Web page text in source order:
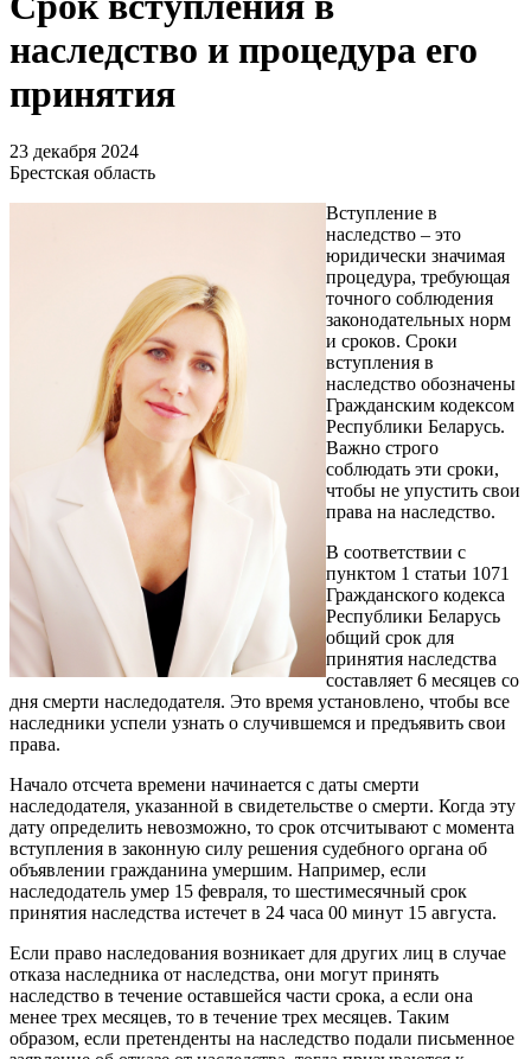
наследство и процедура его
принятия
23 декабря 2024
Брестская область
Вступление в
наследство – это
юридически значимая
процедура, требующая
точного соблюдения
законодательных норм
и сроков. Сроки
вступления в
наследство обозначены
Гражданским кодексом
Республики Беларусь.
Важно строго
соблюдать эти сроки,
чтобы не упустить свои
права на наследство.
В соответствии с
пунктом 1 статьи 1071
Гражданского кодекса
Республики Беларусь
общий срок для
принятия наследства
составляет 6 месяцев со
дня смерти наследодателя. Это время установлено, чтобы все
наследники успели узнать о случившемся и предъявить свои
права.
Начало отсчета времени начинается с даты смерти
наследодателя, указанной в свидетельстве о смерти. Когда эту
дату определить невозможно, то срок отсчитывают с момента
вступления в законную силу решения судебного органа об
объявлении гражданина умершим. Например, если
наследодатель умер 15 февраля, то шестимесячный срок
принятия наследства истечет в 24 часа 00 минут 15 августа.
Если право наследования возникает для других лиц в случае
отказа наследника от наследства, они могут принять
наследство в течение оставшейся части срока, а если она
менее трех месяцев, то в течение трех месяцев. Таким
образом, если претенденты на наследство подали письменное